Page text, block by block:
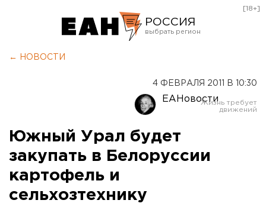
РОССИЯ
Оренбург
[18+]
← НОВОСТИ
4 ФЕВРАЛЯ 2011 В 10:30
ЕАНовости
Южный Урал будет
закупать в Белоруссии
картофель и
сельхозтехнику